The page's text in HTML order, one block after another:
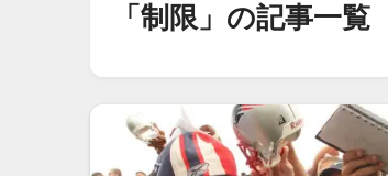
「制限」の記事一覧